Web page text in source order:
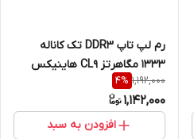
رم لپ تاپ DDR3 تک کاناله
1333 مگاهرتز CL9 هاینیکس
گیگابایت
1,192,000
4%
1,142,000
افزودن به سبد